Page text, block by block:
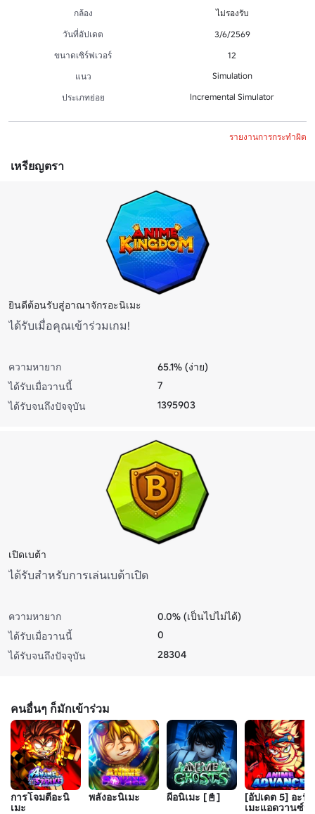
กล้อง
ไม่รองรับ
วันที่อัปเดต
3/6/2569
ขนาดเซิร์ฟเวอร์
12
แนว
Simulation
ประเภทย่อย Incremental Simulator
รายงานการกระทำผิด
เหรียญตรา
ยินดีต้อนรับสู่อาณาจักรอะนิเมะ
ได้รับเมื่อคุณเข้าร่วมเกม!
ความหายาก
65.1% (ง่าย)
ได้รับเมื่อวานนี้
7
ได้รับจนถึงปัจจุบัน
1395903
เปิดเบต้า
ได้รับสําหรับการเล่นเบต้าเปิด
ความหายาก
0.0% (เป็นไปไม่ได้)
ได้รับเมื่อวานนี้
0
ได้รับจนถึงปัจจุบัน
28304
คนอื่นๆ ก็มักเข้าร่วม
การโจมตีอะนิ
เมะ
พลังอะนิเมะ ผีอนิเมะ [📓]
[อัปเดต 5] อะนิ
เมะแอดวานซ์🎅